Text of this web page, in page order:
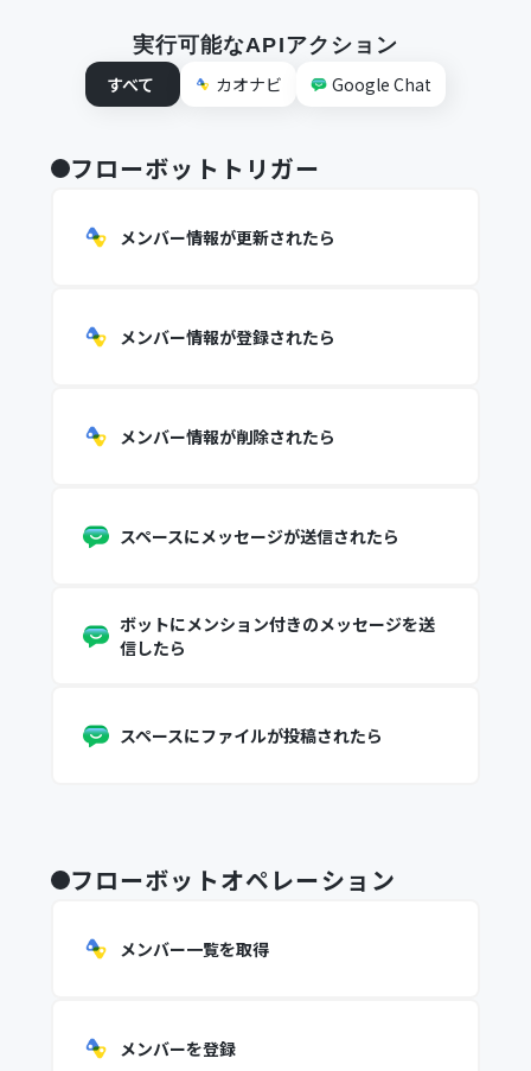
実行可能なAPIアクション
すべて
カオナビ Google Chat
フローボットトリガー
メンバー情報が更新されたら
メンバー情報が登録されたら
メンバー情報が削除されたら
スペースにメッセージが送信されたら
ボットにメンション付きのメッセージを送
信したら
スペースにファイルが投稿されたら
フローボットオペレーション
メンバー一覧を取得
メンバーを登録